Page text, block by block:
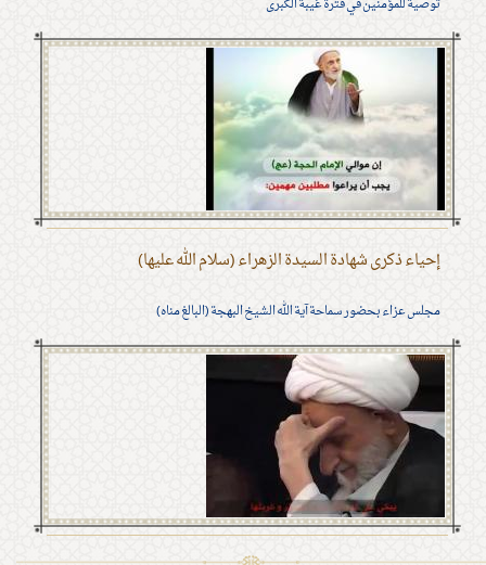
توصية للمؤمنين في فترة غيبة الكبرى
إحياء ذكرى شهادة السيدة الزهراء (سلام الله عليها)
مجلس عزاء بحضور سماحة آية الله الشيخ البهجة (البالغ مناه)